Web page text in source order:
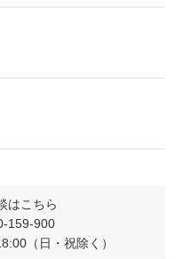
はこちら
159-900
（日・祝除く）